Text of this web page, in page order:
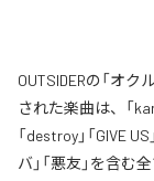
OUTSIDERの「オ
された楽曲は、「
「destroy」「GIVE
バ」「悪友」を含む